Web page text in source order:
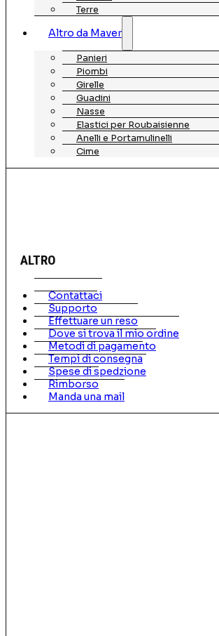
Terre
Altro da Maver
Panieri
Piombi
Girelle
Guadini
Nasse
Elastici per Roubaisienne
Anelli e Portamulinelli
Cime
ALTRO
Contattaci
Supporto
Effettuare un reso
Dove si trova il mio ordine
Metodi di pagamento
Tempi di consegna
Spese di spedzione
Rimborso
Manda una mail